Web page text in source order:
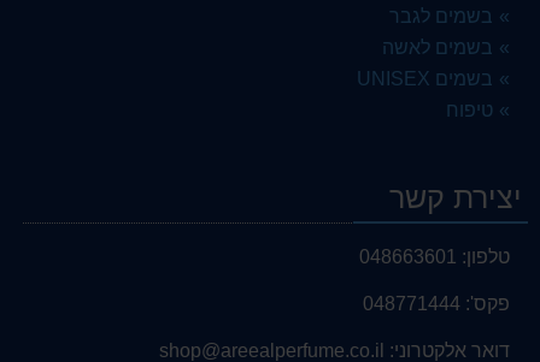
בשמים לגבר
בשמים לאשה
בשמים UNISEX
טיפוח
יצירת קשר
טלפון: 048663601
פקס': 048771444
דואר אלקטרוני: shop@areealperfume.co.il